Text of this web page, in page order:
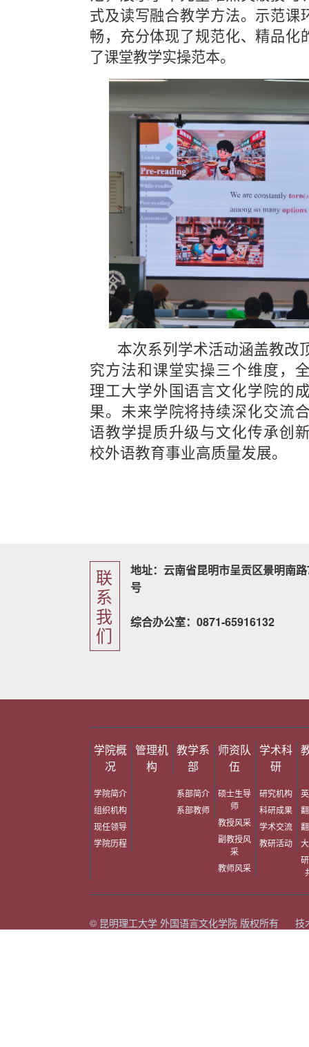
式及读写融合教学方法。示范课
畅，充分体现了规范化、精品化
了课堂教学实操范本。
究方法和课堂实操三个维度，
理工大学外国语言文化学院的
果。未来学院将持续深化交流
语教学提质升级与文化传承创
校外语教育事业高质量发展。
联
系
我
们
地址：云南省昆明市呈贡区景明南
号
综合办公室：0871-65916132
学院概
况
学院简介
组织机构
现任领导
学院历程
管理机
构
教学系
部
系部简介
系部教师
师资队
伍
硕士生导
师
教授风采
副教授风
采
教师风采
学术科
研
研究机构
科研成果
学术交流
教研活动
© 昆明理工大学 外国语言文化学院 版权所有 技